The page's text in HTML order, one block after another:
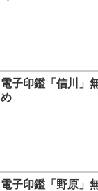
電子印鑑「信川」
め
電子印鑑「野原」